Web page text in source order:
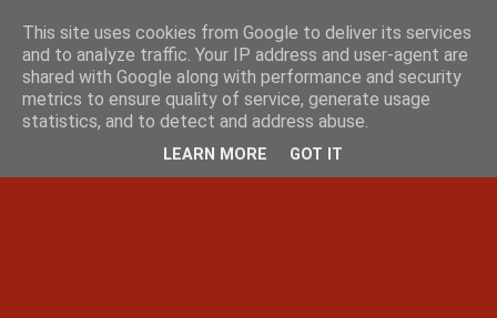
This site uses cookies from Google to deliver its services
and to analyze traffic. Your IP address and user-agent are
shared with Google along with performance and security
metrics to ensure quality of service, generate usage
statistics, and to detect and address abuse.
LEARN MORE GOT IT